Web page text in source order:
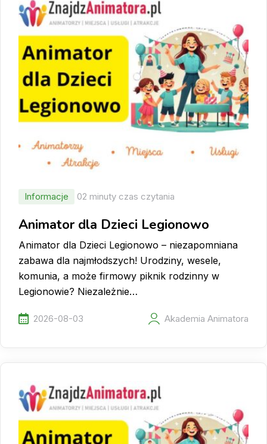
Informacje 02 minuty czas czytania
Animator dla Dzieci Legionowo
Animator dla Dzieci Legionowo – niezapomniana
zabawa dla najmłodszych! Urodziny, wesele,
komunia, a może firmowy piknik rodzinny w
Legionowie? Niezależnie…
2026-08-03 Akademia Animatora